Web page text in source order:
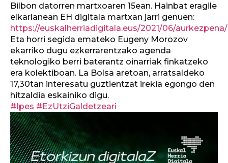
Bilbon datorren martxoaren 15ean. Hainbat eragile
elkarlanean EH digitala martxan jarri genuen:
https://euskalherriadigitala.eus/2021/06/aurkezpena/
Eta horri segida emateko Eugeny Morozov
ekarriko dugu ezkerrarentzako agenda
teknologiko berri baterantz oinarriak finkatzeko
era kolektiboan. La Bolsa aretoan, arratsaldeko
17,30tan interesatu guztientzat irekia egongo den
hitzaldia eskainiko digu.
#Ipes #EzUtziGaldetzeari